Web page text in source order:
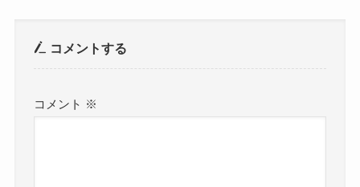
コメントする
コメント ※